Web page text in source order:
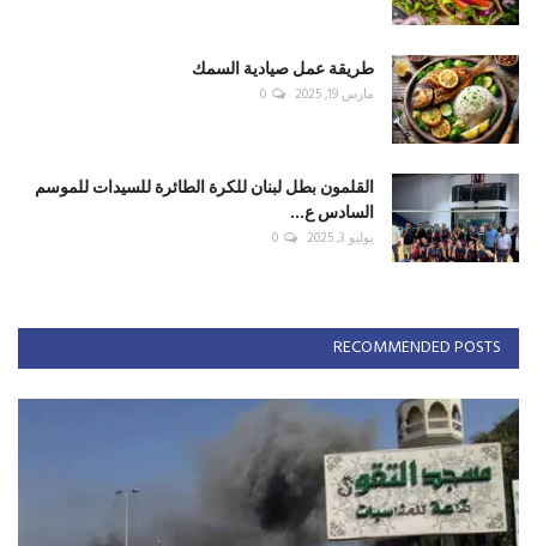
طريقة عمل صيادية السمك
مارس 19, 2025 0
القلمون بطل لبنان للكرة الطائرة للسيدات للموسم
السادس ع...
يوليو 3, 2025 0
RECOMMENDED POSTS